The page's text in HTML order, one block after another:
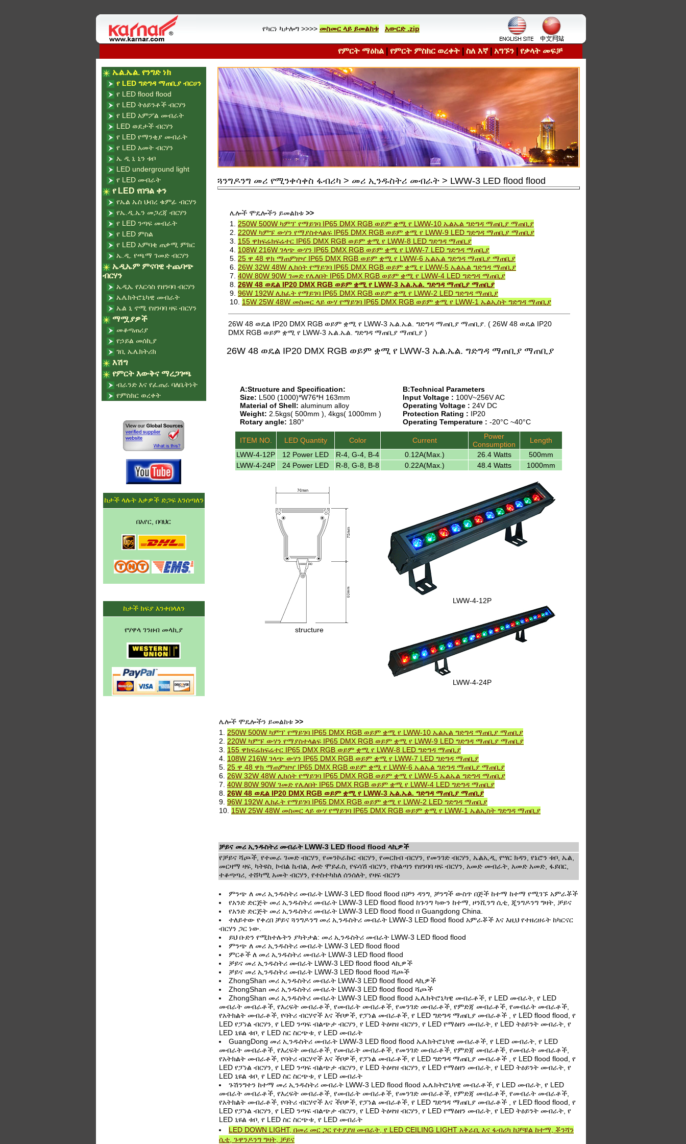
የካርነ ካታሎግ >>>> መስመር ላይ ይመልከቱ አውርድ .zip
የምርት ማዕከል የምርት ምስክር ወረቀት ስለ እኛ| አግኙን የቃላት መፍቻ
ጓንግዶንግ መሪ የሚንቀሳቀስ ፋብሪካ > መሪ ኢንዱስትሪ መብራት > LWW-3 LED flood flood
ሌሎች ሞዴሎችን ይመልከቱ >>
1. 250W 500W ካምፕ የማይገባ IP65 DMX RGB ወይም ቋሚ የ LWW-10 ኤልኤል ግድግዳ ማጠቢያ ማጠቢያ
2. 220W ካምፑ ውሃን የማያስተላልፍ IP65 DMX RGB ወይም ቋሚ የ LWW-9 LED ግድግዳ ማጠቢያ ማጠቢያ
3. 155 ዋክፍሬክፍሬተር IP65 DMX RGB ወይም ቋሚ የ LWW-8 LED ግድግዳ ማጠቢያ
4. 108W 216W ገላጭ ውሃን IP65 DMX RGB ወይም ቋሚ የ LWW-7 LED ግድግዳ ማጠቢያ
5. 25 ዋ 48 ዋክ ማጠምዘዣ IP65 DMX RGB ወይም ቋሚ የ LWW-6 ኤልኤል ግድግዳ ማጠቢያ ማጠቢያ
6. 26W 32W 48W ሊከሰት የማይገባ IP65 DMX RGB ወይም ቋሚ የ LWW-5 ኤልኤል ግድግዳ ማጠቢያ
7. 40W 80W 90W ገመድ የሌለበት IP65 DMX RGB ወይም ቋሚ የ LWW-4 LED ግድግዳ ማጠቢያ
8. 26W 48 ወዴል IP20 DMX RGB ወይም ቋሚ የ LWW-3 ኤል.ኤል. ግድግዳ ማጠቢያ ማጠቢያ
9. 96W 192W ሊከፈት የማይገባ IP65 DMX RGB ወይም ቋሚ የ LWW-2 LED ግድግዳ ማጠቢያ
10. 15W 25W 48W መስመር ላይ ውሃ የማይገባ IP65 DMX RGB ወይም ቋሚ የ LWW-1 ኤልኢስት ግድግዳ ማጠቢያ
26W 48 ወዴል IP20 DMX RGB ወይም ቋሚ የ LWW-3 ኤል.ኤል. ግድግዳ ማጠቢያ ማጠቢያ. ( 26W 48 ወዴል IP20
DMX RGB ወይም ቋሚ የ LWW-3 ኤል.ኤል. ግድግዳ ማጠቢያ ማጠቢያ )
26W 48 ወዴል IP20 DMX RGB ወይም ቋሚ የ LWW-3 ኤል.ኤል. ግድግዳ ማጠቢያ ማጠቢያ
A:Structure and Specification:
Size: L500 (1000)*W76*H 163mm
Material of Shell: aluminum alloy
Weight: 2.5kgs( 500mm ), 4kgs( 1000mm )
Rotary angle: 180°
B:Technical Parameters
Input Voltage : 100V~256V AC
Operating Voltage : 24V DC
Protection Rating : IP20
Operating Temperature : -20°C ~40°C
ITEM NO. LED Quantity Color Current
Power
Consumption
Length
LWW-4-12P
12 Power LED R-4, G-4, B-4 0.12A(Max.) 26.4 Watts
500mm
LWW-4-24P
24 Power LED R-8, G-8, B-8 0.22A(Max.) 48.4 Watts 1000mm
structure
LWW-4-12P
LWW-4-24P
ሌሎች ሞዴሎችን ይመልከቱ >>
1. 250W 500W ካምፕ የማይገባ IP65 DMX RGB ወይም ቋሚ የ LWW-10 ኤልኤል ግድግዳ ማጠቢያ ማጠቢያ
2. 220W ካምፑ ውሃን የማያስተላልፍ IP65 DMX RGB ወይም ቋሚ የ LWW-9 LED ግድግዳ ማጠቢያ ማጠቢያ
3. 155 ዋክፍሬክፍሬተር IP65 DMX RGB ወይም ቋሚ የ LWW-8 LED ግድግዳ ማጠቢያ
4. 108W 216W ገላጭ ውሃን IP65 DMX RGB ወይም ቋሚ የ LWW-7 LED ግድግዳ ማጠቢያ
5. 25 ዋ 48 ዋክ ማጠምዘዣ IP65 DMX RGB ወይም ቋሚ የ LWW-6 ኤልኤል ግድግዳ ማጠቢያ ማጠቢያ
6. 26W 32W 48W ሊከሰት የማይገባ IP65 DMX RGB ወይም ቋሚ የ LWW-5 ኤልኤል ግድግዳ ማጠቢያ
7. 40W 80W 90W ገመድ የሌለበት IP65 DMX RGB ወይም ቋሚ የ LWW-4 LED ግድግዳ ማጠቢያ
8. 26W 48 ወዴል IP20 DMX RGB ወይም ቋሚ የ LWW-3 ኤል.ኤል. ግድግዳ ማጠቢያ ማጠቢያ
9. 96W 192W ሊከፈት የማይገባ IP65 DMX RGB ወይም ቋሚ የ LWW-2 LED ግድግዳ ማጠቢያ
10. 15W 25W 48W መስመር ላይ ውሃ የማይገባ IP65 DMX RGB ወይም ቋሚ የ LWW-1 ኤልኢስት ግድግዳ ማጠቢያ
ቻይና መሪ ኢንዱስትሪ መብራት LWW-3 LED flood flood ላኪዎች
የቻይና ሻጮች, የተመራ ገመድ ብርሃን, የመንኮራኩር ብርሃን, የመርከብ ብርሃን, የመንገድ ብርሃን, ኤልኢዲ, የሣር ክዳን, የኔሮን ቱቦ, ኤል,
መርዛማ ዛፍ, ካትዩስ, ኮብል ኬብል, ሎድ ሞይፈስ, የፍሳሽ ብርሃን, የኮልጣን የዘንባባ ዛፍ ብርሃን, አመድ መብራት, አመድ አመድ, ፋይበር,
ተቆጣጣሪ, ተሸካሚ አመት ብርሃን, የተስተካከለ ሰንሰለት, የዛፍ ብርሃን
ምንጭ ለ መሪ ኢንዱስትሪ መብራት LWW-3 LED flood flood በቻን ዳንግ, ቻንግች ውስጥ በጅች ከተማ ከተማ የሚገኙ አምራቾች
የአንድ ድርጅት መሪ ኢንዱስትሪ መብራት LWW-3 LED flood flood ከጉንግ ካውን ከተማ, ዞንሺንግ ሲቲ, ጂንግዶንግ ግዛት, ቻይና
የአንድ ድርጅት መሪ ኢንዱስትሪ መብራት LWW-3 LED flood flood በ Guangdong China.
ተለይተው የቀረበ ቻይና ጓንግዶንግ መሪ ኢንዱስትሪ መብራት LWW-3 LED flood flood አምራቾች እና እዚህ የተዘረዘሩት ከካርናር
ብርሃን ጋር ነው.
ይህ ቡድን የሚከተሉትን ያካትታል: መሪ ኢንዱስትሪ መብራት LWW-3 LED flood flood
ምንጭ ለ መሪ ኢንዱስትሪ መብራት LWW-3 LED flood flood
ምርቶች ለ መሪ ኢንዱስትሪ መብራት LWW-3 LED flood flood
ቻይና መሪ ኢንዱስትሪ መብራት LWW-3 LED flood flood ላኪዎች
ቻይና መሪ ኢንዱስትሪ መብራት LWW-3 LED flood flood ሻጮች
ZhongShan መሪ ኢንዱስትሪ መብራት LWW-3 LED flood flood ላኪዎች
ZhongShan መሪ ኢንዱስትሪ መብራት LWW-3 LED flood flood ሻጮች
ZhongShan መሪ ኢንዱስትሪ መብራት LWW-3 LED flood flood ኤሌክትሮኒካዊ መብራቶች, የ LED መብራት, የ LED
መብራት መብራቶች, የእረፍት መብራቶች, የመብራት መብራቶች, የመንገድ መብራቶች, የምድጃ መብራቶች, የመብራት መብራቶች,
የአትክልት መብራቶች, የባትሪ ብርሃኖች እና ችቦዎች, የፓነል መብራቶች, የ LED ግድግዳ ማጠቢያ መብራቶች , የ LED flood flood, የ
LED የፓነል ብርሃን, የ LED ንጣፍ ብልጭታ ብርሃን, የ LED ትዕዛዝ ብርሃን, የ LED የማዕዘን መብራት, የ LED ትዕይንት መብራት, የ
LED ኒዩል ቱቦ, የ LED ስር ስርጭቱ, የ LED መብራት
GuangDong መሪ ኢንዱስትሪ መብራት LWW-3 LED flood flood ኤሌክትሮኒካዊ መብራቶች, የ LED መብራት, የ LED
መብራት መብራቶች, የእረፍት መብራቶች, የመብራት መብራቶች, የመንገድ መብራቶች, የምድጃ መብራቶች, የመብራት መብራቶች,
የአትክልት መብራቶች, የባትሪ ብርሃኖች እና ችቦዎች, የፓነል መብራቶች, የ LED ግድግዳ ማጠቢያ መብራቶች , የ LED flood flood, የ
LED የፓነል ብርሃን, የ LED ንጣፍ ብልጭታ ብርሃን, የ LED ትዕዛዝ ብርሃን, የ LED የማዕዘን መብራት, የ LED ትዕይንት መብራት, የ
LED ኒዩል ቱቦ, የ LED ስር ስርጭቱ, የ LED መብራት
ጉሽንግተን ከተማ መሪ ኢንዱስትሪ መብራት LWW-3 LED flood flood ኤሌክትሮኒካዊ መብራቶች, የ LED መብራት, የ LED
መብራት መብራቶች, የእረፍት መብራቶች, የመብራት መብራቶች, የመንገድ መብራቶች, የምድጃ መብራቶች, የመብራት መብራቶች,
የአትክልት መብራቶች, የባትሪ ብርሃኖች እና ችቦዎች, የፓነል መብራቶች, የ LED ግድግዳ ማጠቢያ መብራቶች , የ LED flood flood, የ
LED የፓነል ብርሃን, የ LED ንጣፍ ብልጭታ ብርሃን, የ LED ትዕዛዝ ብርሃን, የ LED የማዕዘን መብራት, የ LED ትዕይንት መብራት, የ
LED ኒዩል ቱቦ, የ LED ስር ስርጭቱ, የ LED መብራት
LED DOWN LIGHT, በመሪ መር ጋር የተያያዘ መብራት, የ LED CEILING LIGHT አቅራቢ እና ፋብሪካ ከቻቹል ከተማ, ቾንሻን
ሲቲ, ጉዋንዶንግ ግዛት, ቻይና
ኤል.ኤል. የንግድ ነክ
የ LED ግድግዳ ማጠቢያ ብርሀን
የ LED flood flood
የ LED ትዕይንቶች ብርሃን
የ LED አምፖል መብራት
LED ወደታች ብርሃን
የ LED የማንቂያ መብራት
የ LED አመት ብርሃን
ኤ ዲ ኒ ኒን ቱቦ
LED underground light
የ LED መብራት
የ LED የበዓል ቀን
የኤል ኤስ ህብረ ቁምፊ ብርሃን
የኤ.ዲ.ኤን መጋረጃ ብርሃን
የ LED ንጣፍ መብራት
የ LED ምስል
የ LED አምባቂ ጠቃሚ ምክር
ኤ.ዲ. የጫማ ገመድ ብርሃን
ኤዲኤም ምናባዊ ተጨባጭ
ብርሃን
ኤዲኤ የእርሳስ የዘንባባ ብርሃን
ኤሌክትሮኒካዊ መብራት
ኤል ኒ ኖሚ የዘንባባ ዛፍ ብርሃን
ማሟያዎች
መቆጣጠሪያ
የኃይል መሰኪያ
ገቢ ኤሌክትሪክ
እሽግ
የምርት እውቅና ማረጋገጫ
ብራንድ እና የፈጠራ ባለቤትነት
የምስክር ወረቀት
ከታች ላሉት እቃዎች ድጋፍ እንሰጣለን
በአየር, በባህር
ከታች ክፍያ እንቀበላለን
የሃዋላ ገንዘብ መላኪያ